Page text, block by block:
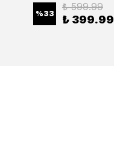
%33
₺ 599.99
₺ 399.99